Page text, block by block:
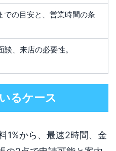
での目安と、営業時間の条
、来店の必要性。
るケース
1%から、最速2時間、金